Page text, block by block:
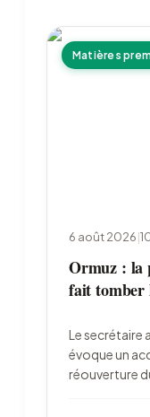
Matières
6 août 2026|
Ormuz : la
fait tomber
Le secrétaire
évoque un
réouverture